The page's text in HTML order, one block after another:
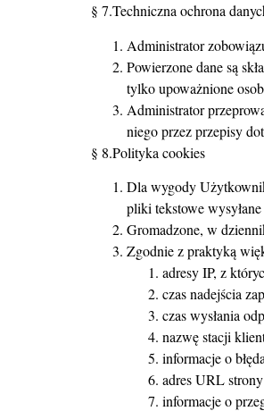
§ 7.Techniczna ochrona
Administrator
Powierzone dane są
tylko upoważnione
Administrator
niego przez przepisy
§ 8.Polityka cookies
Dla wygody
pliki tekstowe
Gromadzone, w
Zgodnie z praktyką
adresy IP, z
czas nadejścia
czas wysłania
nazwę stacji
informacje o
adres URL
informacje o